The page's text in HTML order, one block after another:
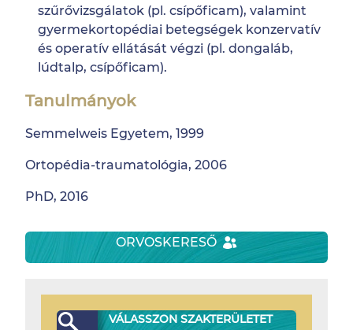
szűrővizsgálatok (pl. csípőficam), valamint
gyermekortopédiai betegségek konzervatív
és operatív ellátását végzi (pl. dongaláb,
lúdtalp, csípőficam).
Tanulmányok
Semmelweis Egyetem, 1999
Ortopédia-traumatológia, 2006
PhD, 2016
ORVOSKERESŐ
VÁLASSZON SZAKTERÜLETET